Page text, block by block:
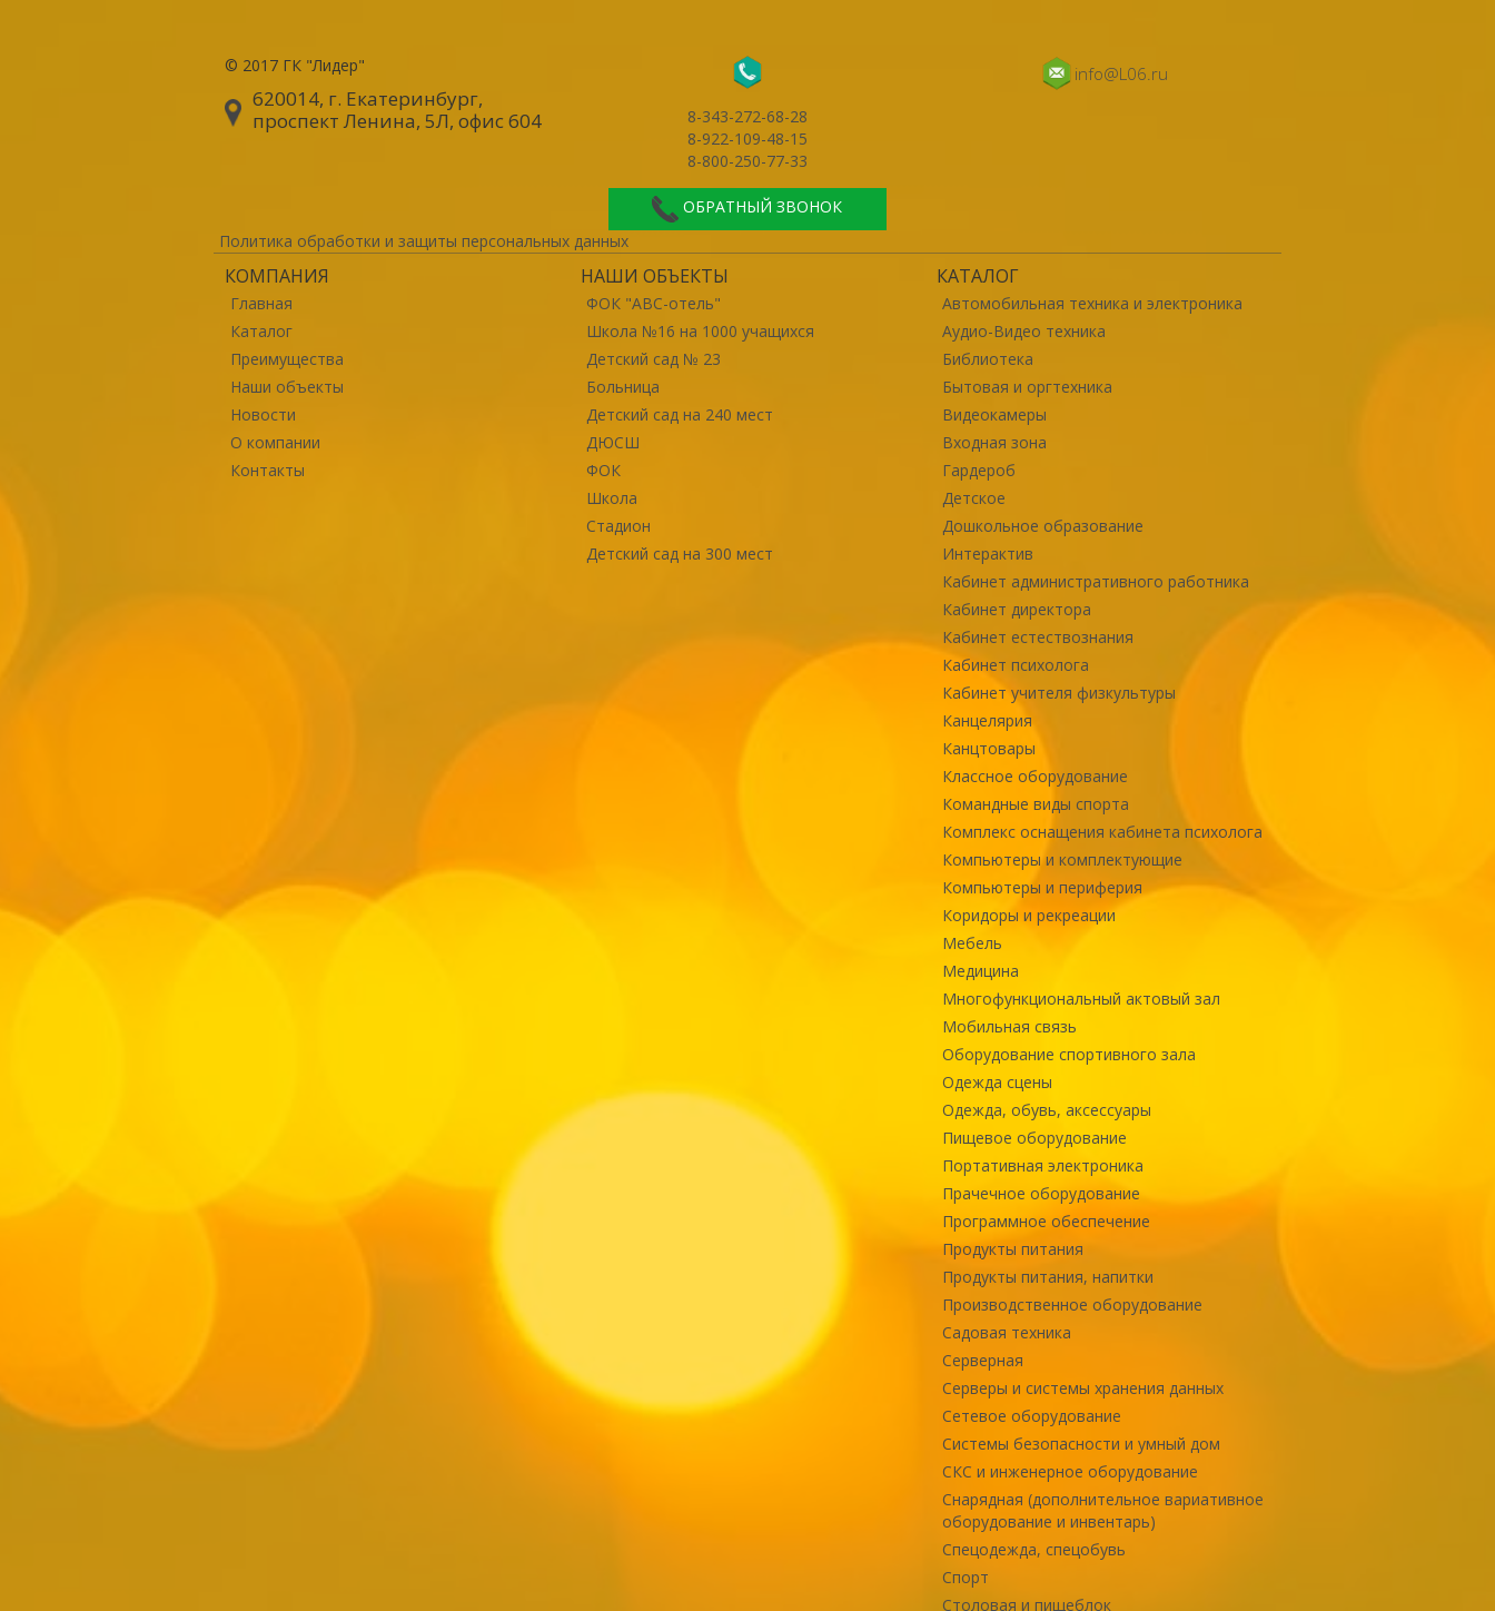
© 2017 ГК "Лидер"
620014, г. Екатеринбург,
проспект Ленина, 5Л, офис 604
8-343-272-68-28
8-922-109-48-15
8-800-250-77-33
ОБРАТНЫЙ ЗВОНОК
info@L06.ru
Политика обработки и защиты персональных данных
КОМПАНИЯ
Главная
Каталог
Преимущества
Наши объекты
Новости
О компании
Контакты
НАШИ ОБЪЕКТЫ
ФОК "ABC-отель"
Школа №16 на 1000 учащихся
Детский сад № 23
Больница
Детский сад на 240 мест
ДЮСШ
ФОК
Школа
Стадион
Детский сад на 300 мест
КАТАЛОГ
Автомобильная техника и электроника
Аудио-Видео техника
Библиотека
Бытовая и оргтехника
Видеокамеры
Входная зона
Гардероб
Детское
Дошкольное образование
Интерактив
Кабинет административного работника
Кабинет директора
Кабинет естествознания
Кабинет психолога
Кабинет учителя физкультуры
Канцелярия
Канцтовары
Классное оборудование
Командные виды спорта
Комплекс оснащения кабинета психолога
Компьютеры и комплектующие
Компьютеры и периферия
Коридоры и рекреации
Мебель
Медицина
Многофункциональный актовый зал
Мобильная связь
Оборудование спортивного зала
Одежда сцены
Одежда, обувь, аксессуары
Пищевое оборудование
Портативная электроника
Прачечное оборудование
Программное обеспечение
Продукты питания
Продукты питания, напитки
Производственное оборудование
Садовая техника
Серверная
Серверы и системы хранения данных
Сетевое оборудование
Системы безопасности и умный дом
СКС и инженерное оборудование
Снарядная (дополнительное вариативное
оборудование и инвентарь)
Спецодежда, спецобувь
Спорт
Столовая и пищеблок